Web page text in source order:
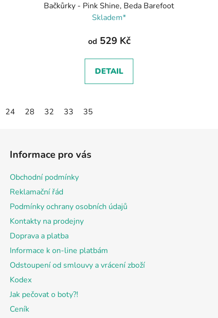
Bačkůrky - Pink Shine, Beda Barefoot
Skladem*
od 529 Kč
DETAIL
24 28 32 33 35
Informace pro vás
Obchodní podmínky
Reklamační řád
Podmínky ochrany osobních údajů
Kontakty na prodejny
Doprava a platba
Informace k on-line platbám
Odstoupení od smlouvy a vrácení zboží
Kodex
Jak pečovat o boty?!
Ceník